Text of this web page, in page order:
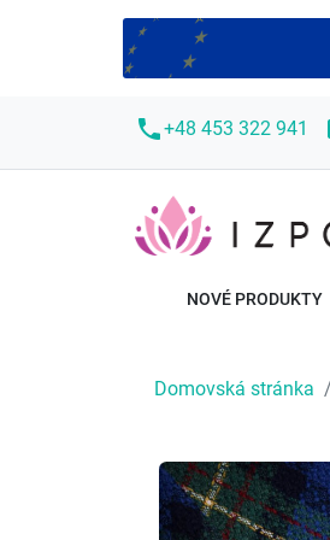
call+48 453 322 941
NOVÉ PRODUKTY
Domovská stránka